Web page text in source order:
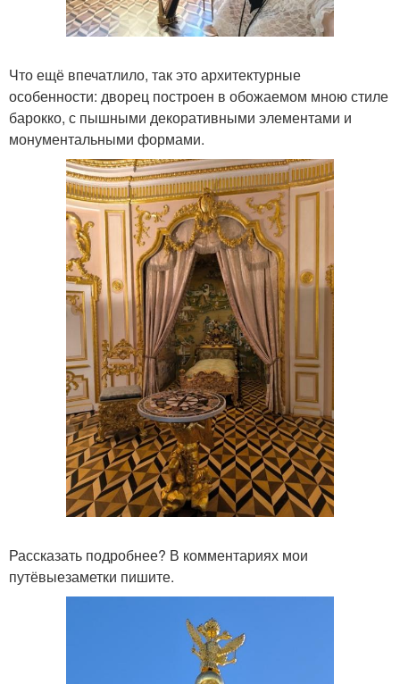
Что ещё впечатлило, так это архитектурные
особенности: дворец построен в обожаемом мною стиле
барокко, с пышными декоративными элементами и
монументальными формами.
Рассказать подробнее? В комментариях мои
путёвыезаметки пишите.